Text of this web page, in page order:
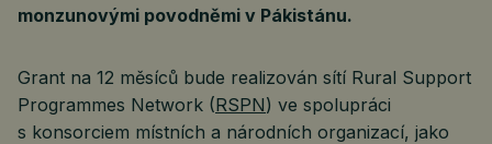
monzunovými povodněmi v Pákistánu.
Grant na 12 měsíců bude realizován sítí Rural Support
Programmes Network (RSPN) ve spolupráci
s konsorciem místních a národních organizací, jako